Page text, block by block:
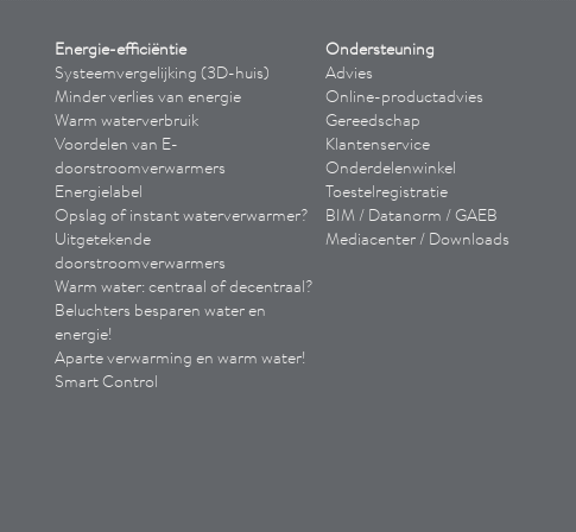
Energie-efficiëntie
Systeemvergelijking (3D-huis)
Minder verlies van energie
Warm waterverbruik
Voordelen van E-
doorstroomverwarmers
Energielabel
Opslag of instant waterverwarmer?
Uitgetekende
doorstroomverwarmers
Warm water: centraal of decentraal?
Beluchters besparen water en
energie!
Aparte verwarming en warm water!
Smart Control
Ondersteuning
Advies
Online-productadvies
Gereedschap
Klantenservice
Onderdelenwinkel
Toestelregistratie
BIM / Datanorm / GAEB
Mediacenter / Downloads